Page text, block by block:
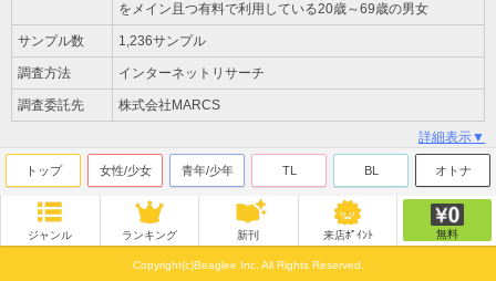
をメイン且つ有料で利用している20歳～69歳の男女
サンプル数 1,236サンプル
調査方法 インターネットリサーチ
調査委託先 株式会社MARCS
詳細表示▼
トップ 女性/少女 青年/少年 TL BL オトナ
ジャンル ランキング 新刊 来店ﾎﾟｲﾝﾄ 無料
Copyright(c)Beaglee Inc. All Rights Reserved.